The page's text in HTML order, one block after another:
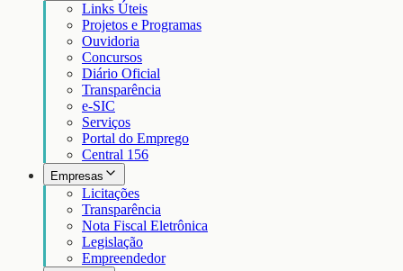
Links Úteis
Projetos e Programas
Ouvidoria
Concursos
Diário Oficial
Transparência
e-SIC
Serviços
Portal do Emprego
Central 156
Empresas
Licitações
Transparência
Nota Fiscal Eletrônica
Legislação
Empreendedor